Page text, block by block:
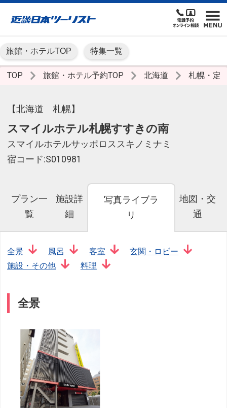
旅館・ホテルTOP 特集一覧
TOP 旅館・ホテル予約TOP 北海道 札幌・定
【北海道 札幌】
スマイルホテル札幌すすきの南
スマイルホテルサッポロススキノミナミ
宿コード:S010981
プラン一
覧
施設詳
細
写真ライブラ
リ
地図・交
通
全景 風呂 客室
玄関・ロビー
施設・その他
料理
全景